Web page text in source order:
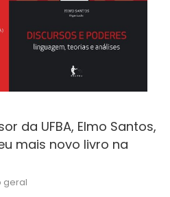
da UFBA, Elmo Santos,
mais novo livro na
geral